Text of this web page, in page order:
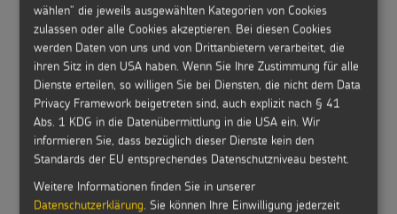
Buch: Mein Mitmach-Buch zu Sankt Martin
Buch: Wir feiern Sankt Martin
wählen“ die jeweils ausgewählten Kategorien von Cookies
zulassen oder alle Cookies akzeptieren. Bei diesen Cookies
werden Daten von uns und von Drittanbietern verarbeitet, die
ihren Sitz in den USA haben. Wenn Sie Ihre Zustimmung für alle
Dienste erteilen, so willigen Sie bei Diensten, die nicht dem Data
Privacy Framework beigetreten sind, auch explizit nach § 41
Abs. 1 KDG in die Datenübermittlung in die USA ein. Wir
informieren Sie, dass bezüglich dieser Dienste kein den
Standards der EU entsprechendes Datenschutzniveau besteht.
Weitere Informationen finden Sie in unserer
Datenschutzerklärung. Sie können Ihre Einwilligung jederzeit